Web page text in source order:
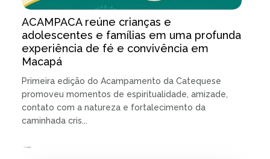
ACAMPACA reúne crianças e
adolescentes e famílias em uma profunda
experiência de fé e convivência em
Macapá
Primeira edição do Acampamento da Catequese
promoveu momentos de espiritualidade, amizade,
contato com a natureza e fortalecimento da
caminhada cris...